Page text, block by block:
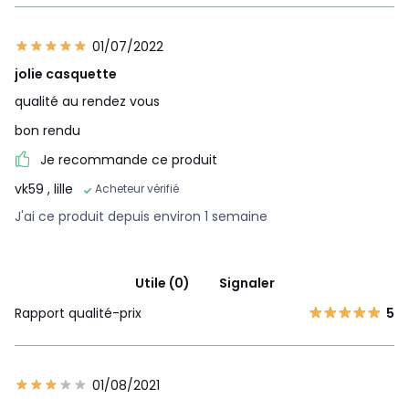
01/07/2022
jolie casquette
qualité au rendez vous
bon rendu
Je recommande ce produit
vk59 , lille Acheteur vérifié
J'ai ce produit depuis environ 1 semaine
Utile (0)
Signaler
Rapport qualité-prix
5
01/08/2021